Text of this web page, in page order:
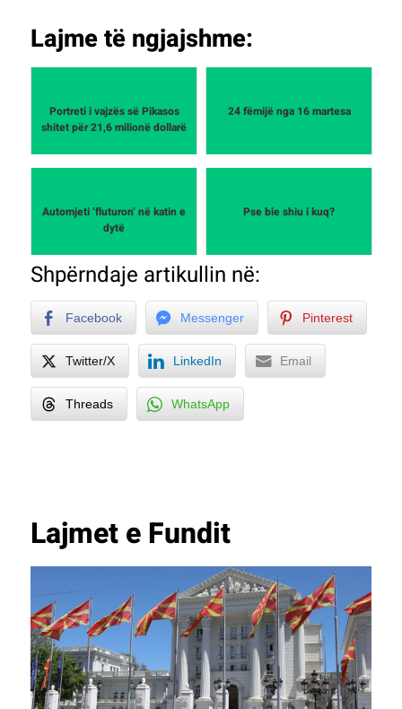
Lajme të ngjajshme:
Portreti i vajzës së Pikasos
shitet për 21,6 milionë dollarë
24 fëmijë nga 16 martesa
Automjeti ‘fluturon’ në katin e
dytë
Pse bie shiu i kuq?
Shpërndaje artikullin në:
Facebook Messenger Pinterest
Twitter/X LinkedIn Email
Threads WhatsApp
Lajmet e Fundit